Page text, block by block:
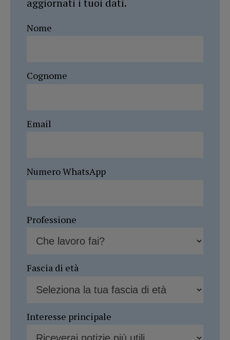
Nome
Cognome
Email
Numero WhatsApp
Professione
Fascia di età
Interesse principale